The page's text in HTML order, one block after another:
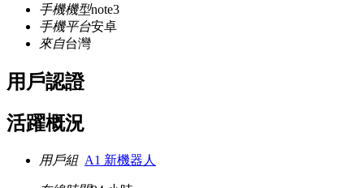
手機機型note3
手機平台安卓
來自台灣
用戶認證
活躍概況
用戶組 A1 新機器人